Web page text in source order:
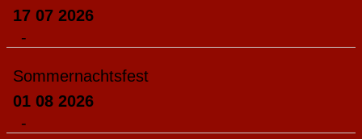
17 07 2026
-
Sommernachtsfest
01 08 2026
-